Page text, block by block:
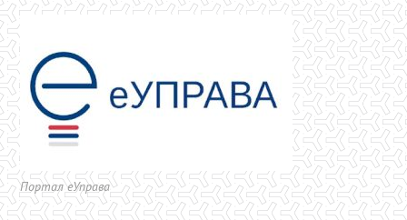
Портал еУправа